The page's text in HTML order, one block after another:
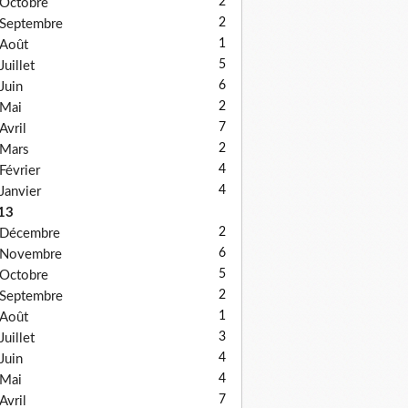
Octobre
Septembre 2
Août 1
Juillet 5
Juin 6
Mai 2
Avril 7
Mars 2
Février 4
Janvier 4
Décembre
2
Novembre 6
Octobre 5
Septembre 2
Août 1
Juillet 3
Juin 4
Mai 4
Avril 7